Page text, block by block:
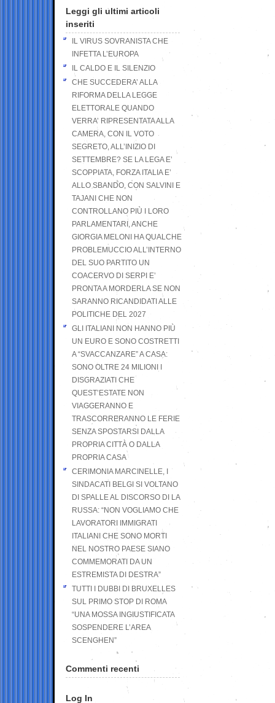
Leggi gli ultimi articoli
inseriti
IL VIRUS SOVRANISTA CHE
INFETTA L’EUROPA
IL CALDO E IL SILENZIO
CHE SUCCEDERA’ ALLA
RIFORMA DELLA LEGGE
ELETTORALE QUANDO
VERRA’ RIPRESENTATA ALLA
CAMERA, CON IL VOTO
SEGRETO, ALL’INIZIO DI
SETTEMBRE? SE LA LEGA E’
SCOPPIATA, FORZA ITALIA E’
ALLO SBANDO, CON SALVINI E
TAJANI CHE NON
CONTROLLANO PIÙ I LORO
PARLAMENTARI, ANCHE
GIORGIA MELONI HA QUALCHE
PROBLEMUCCIO ALL’INTERNO
DEL SUO PARTITO UN
COACERVO DI SERPI E’
PRONTA A MORDERLA SE NON
SARANNO RICANDIDATI ALLE
POLITICHE DEL 2027
GLI ITALIANI NON HANNO PIÙ
UN EURO E SONO COSTRETTI
A “SVACCANZARE” A CASA:
SONO OLTRE 24 MILIONI I
DISGRAZIATI CHE
QUEST’ESTATE NON
VIAGGERANNO E
TRASCORRERANNO LE FERIE
SENZA SPOSTARSI DALLA
PROPRIA CITTÀ O DALLA
PROPRIA CASA
CERIMONIA MARCINELLE, I
SINDACATI BELGI SI VOLTANO
DI SPALLE AL DISCORSO DI LA
RUSSA: “NON VOGLIAMO CHE
LAVORATORI IMMIGRATI
ITALIANI CHE SONO MORTI
NEL NOSTRO PAESE SIANO
COMMEMORATI DA UN
ESTREMISTA DI DESTRA”
TUTTI I DUBBI DI BRUXELLES
SUL PRIMO STOP DI ROMA
“UNA MOSSA INGIUSTIFICATA
SOSPENDERE L’AREA
SCENGHEN”
Commenti recenti
Log In